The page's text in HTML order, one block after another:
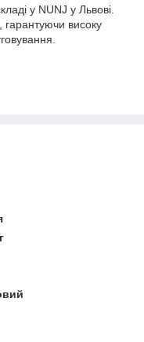
у NUNJ у Львові.
гарантуючи високу